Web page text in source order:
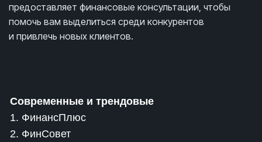
предоставляет финансовые консультации, чтобы
помочь вам выделиться среди конкурентов
и привлечь новых клиентов.
Современные и трендовые
1. ФинансПлюс
2. ФинСовет